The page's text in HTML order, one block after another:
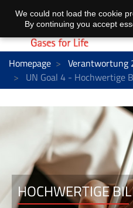
Homepage
Verantwortung
UN Goal 4 - Hochwertige
HOCHWERTIGE
We could not load the cookie
By continuing you accept